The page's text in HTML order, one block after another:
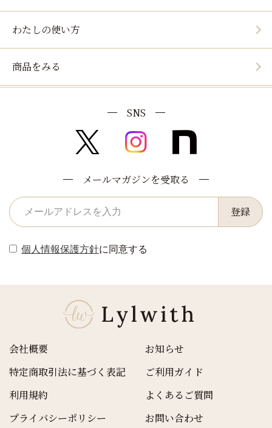
わたしの使い方
商品をみる
会社概要
特定商取引法に基づく表記
利用規約
プライバシーポリシー
お知らせ
ご利用ガイド
よくあるご質問
お問い合わせ
SNS
メールマガジンを受取る
登録
個人情報保護方針に同意する